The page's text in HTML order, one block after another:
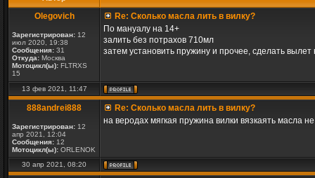
Olegovich
Зарегистрирован: 12
июл 2020, 19:38
Сообщения: 31
Откуда: Москва
Мотоцикл(ы): FLTRXS
15
Re: Сколько масла лить в вилку?
По мануалу на 14+
залить без потрахов 710мл
затем установить пружину и прочее, сделать
13 фев 2021, 11:47
888andrei888
Зарегистрирован: 12
апр 2021, 12:04
Сообщения: 12
Мотоцикл(ы): ORLENOK
Re: Сколько масла лить в вилку?
на веродах мягкая пружина вилки вязкаять масла
30 апр 2021, 08:20